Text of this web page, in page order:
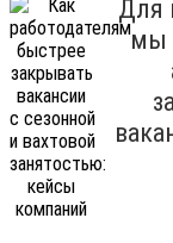
Для
мы